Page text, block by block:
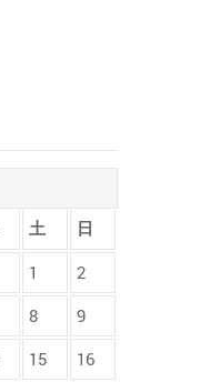
土 日
1
2
8
9
15
16